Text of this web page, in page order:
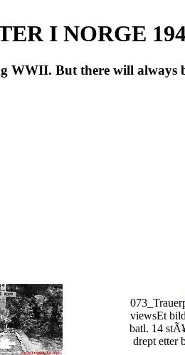
I NORGE
But there will always
viewsEt
batl. 14
drept etter